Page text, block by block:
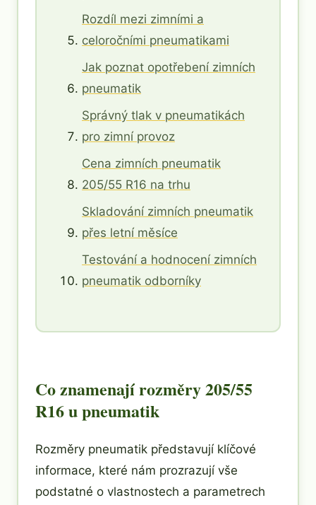
Rozdíl mezi zimními a
celoročními pneumatikami
Jak poznat opotřebení zimních
pneumatik
Správný tlak v pneumatikách
pro zimní provoz
Cena zimních pneumatik
205/55 R16 na trhu
Skladování zimních pneumatik
přes letní měsíce
Testování a hodnocení zimních
pneumatik odborníky
Co znamenají rozměry 205/55
R16 u pneumatik
Rozměry pneumatik představují klíčové
informace, které nám prozrazují vše
podstatné o vlastnostech a parametrech